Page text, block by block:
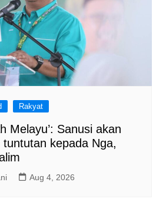
Rakyat
Melayu’: Sanusi akan
kepada Nga,
Aug 4, 2026